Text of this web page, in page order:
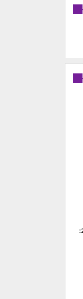
أكواد هدايا ورصيد اتصالات 2026: